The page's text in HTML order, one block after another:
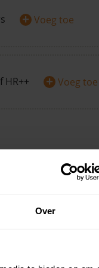
Over
+ Voeg toe
HR++ + Voeg toe
Andere